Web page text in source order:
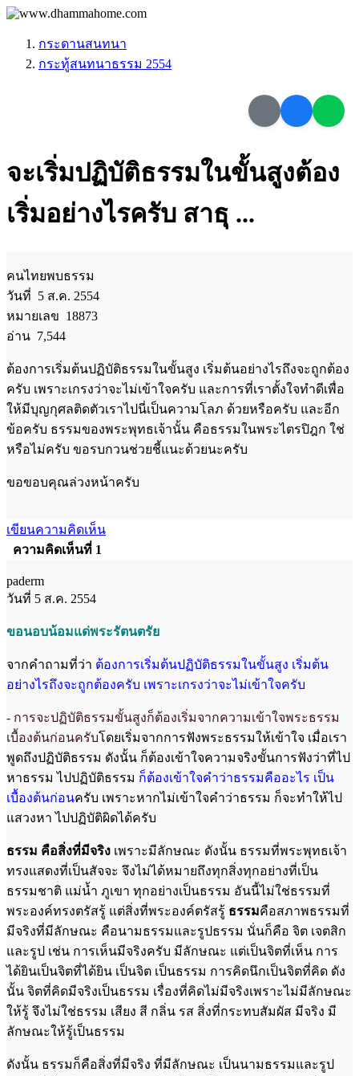
กระดานสนทนา
กระทู้สนทนาธรรม 2554
จะเริ่มปฏิบัติธรรมในขั้นสูงต้อง
เริ่มอย่างไรครับ สาธุ ...
คนไทยพบธรรม
วันที่ 5 ส.ค. 2554
หมายเลข 18873
อ่าน 7,544
ต้องการเริ่มต้นปฏิบัติธรรมในขั้นสูง เริ่มต้นอย่างไรถึงจะถูกต้อง
ครับ เพราะเกรงว่าจะไม่เข้าใจครับ และการที่เราตั้งใจทำดีเพื่อ
ให้มีบุญกุศลติดตัวเราไปนี่เป็นความโลภ ด้วยหรือครับ และอีก
ข้อครับ ธรรมของพระพุทธเจ้านั้น คือธรรมในพระไตรปิฎก ใช่
หรือไม่ครับ ขอรบกวนช่วยชี้แนะด้วยนะครับ
ขอขอบคุณล่วงหน้าครับ
เขียนความคิดเห็น
ความคิดเห็นที่ 1
paderm
วันที่ 5 ส.ค. 2554
ขอนอบน้อมแด่พระรัตนตรัย
จากคำถามที่ว่า ต้องการเริ่มต้นปฏิบัติธรรมในขั้นสูง เริ่มต้น
อย่างไรถึงจะถูกต้องครับ เพราะเกรงว่าจะไม่เข้าใจครับ
- การจะปฏิบัติธรรมขั้นสูงก็ต้องเริ่มจากความเข้าใจพระธรรม
เบื้องต้นก่อนครับโดยเริ่มจากการฟังพระธรรมให้เข้าใจ เมื่อเรา
พูดถึงปฏิบัติธรรม ดังนั้น ก็ต้องเข้าใจความจริงขั้นการฟังว่าที่ไป
หาธรรม ไปปฏิบัติธรรม ก็ต้องเข้าใจคำว่าธรรมคืออะไร เป็น
เบื้องต้นก่อนครับ เพราะหากไม่เข้าใจคำว่าธรรม ก็จะทำให้ไป
แสวงหา ไปปฏิบัติผิดได้ครับ
ธรรม คือสิ่งที่มีจริง เพราะมีลักษณะ ดังนั้น ธรรมที่พระพุทธเจ้า
ทรงแสดงที่เป็นสัจจะ จึงไม่ได้หมายถึงทุกสิ่งทุกอย่างที่เป็น
ธรรมชาติ แม่น้ำ ภูเขา ทุกอย่างเป็นธรรม อันนี้ไม่ใช่ธรรมที่
พระองค์ทรงตรัสรู้ แต่สิ่งที่พระองค์ตรัสรู้ ธรรมคือสภาพธรรมที่
มีจริงที่มีลักษณะ คือนามธรรมและรูปธรรม นั่นก็คือ จิต เจตสิก
และรูป เช่น การเห็นมีจริงครับ มีลักษณะ แต่เป็นจิตที่เห็น การ
ได้ยินเป็นจิตที่ได้ยิน เป็นจิต เป็นธรรม การคิดนึกเป็นจิตที่คิด ดัง
นั้น จิตที่คิดมีจริงเป็นธรรม เรื่องที่คิดไม่มีจริงเพราะไม่มีลักษณะ
ให้รู้ จึงไม่ใช่ธรรม เสียง สี กลิ่น รส สิ่งที่กระทบสัมผัส มีจริง มี
ลักษณะให้รู้เป็นธรรม
ดังนั้น ธรรมก็คือสิ่งที่มีจริง ที่มีลักษณะ เป็นนามธรรมและรูป